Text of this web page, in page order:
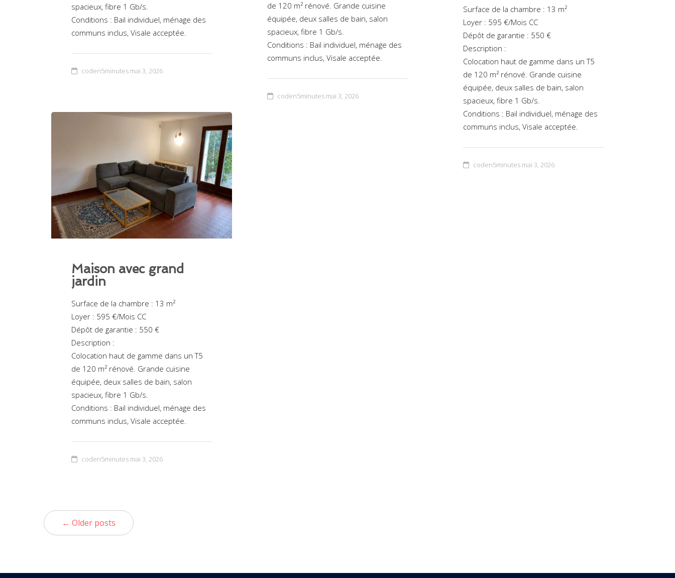
spacieux, fibre 1 Gb/s.
Conditions : Bail individuel, ménage des
communs inclus, Visale acceptée.
coden5minutes mai 3, 2026
Surface de la chambre : 13 m²
Loyer : 595 €/Mois CC
Dépôt de garantie : 550 €
Description :
Colocation haut de gamme dans un T5
de 120 m² rénové. Grande cuisine
équipée, deux salles de bain, salon
spacieux, fibre 1 Gb/s.
Conditions : Bail individuel, ménage des
communs inclus, Visale acceptée.
coden5minutes mai 3, 2026
de 120 m² rénové. Grande cuisine
équipée, deux salles de bain, salon
spacieux, fibre 1 Gb/s.
Conditions : Bail individuel, ménage des
communs inclus, Visale acceptée.
coden5minutes mai 3, 2026
Maison avec grand
jardin
Surface de la chambre : 13 m²
Loyer : 595 €/Mois CC
Dépôt de garantie : 550 €
Description :
Colocation haut de gamme dans un T5
de 120 m² rénové. Grande cuisine
équipée, deux salles de bain, salon
spacieux, fibre 1 Gb/s.
Conditions : Bail individuel, ménage des
communs inclus, Visale acceptée.
coden5minutes mai 3, 2026
← Older posts